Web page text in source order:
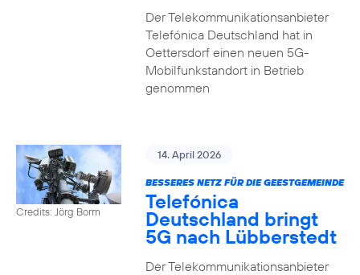
Der Telekommunikationsanbieter
Telefónica Deutschland hat in
Oettersdorf einen neuen 5G-
Mobilfunkstandort in Betrieb
genommen
Credits: Jörg Borm
14. April 2026
BESSERES NETZ FÜR DIE GEESTGEMEINDE
Telefónica
Deutschland bringt
5G nach Lübberstedt
Der Telekommunikationsanbieter